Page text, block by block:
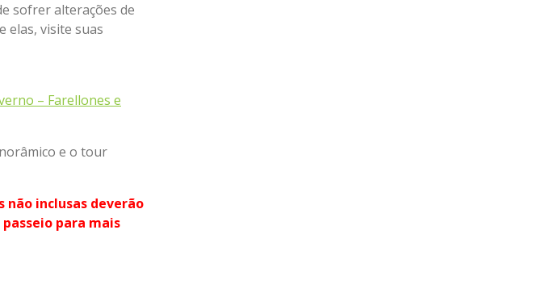
sofrer alterações de
elas, visite suas
– Farellones e
e o tour
não inclusas deverão
para mais